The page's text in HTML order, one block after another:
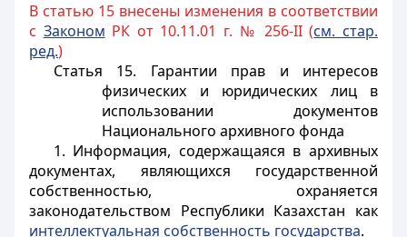
В статью 15 внесены изменения в соответствии
с Законом РК от 10.11.01 г. № 256-II (см. стар.
ред.)
Статья 15. Гарантии прав и интересов
физических и юридических лиц в
использовании документов
Национального архивного фонда
1. Информация, содержащаяся в архивных
документах, являющихся государственной
собственностью, охраняется
законодательством Республики Казахстан как
интеллектуальная собственность государства.